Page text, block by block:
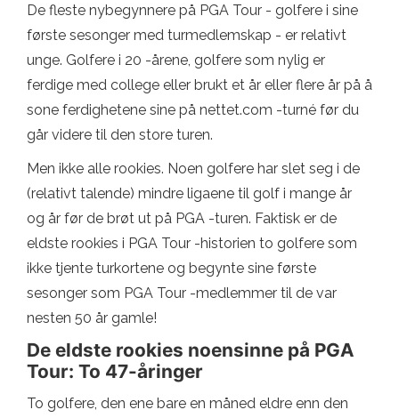
De fleste nybegynnere på PGA Tour - golfere i sine
første sesonger med turmedlemskap - er relativt
unge. Golfere i 20 -årene, golfere som nylig er
ferdige med college eller brukt et år eller flere år på å
sone ferdighetene sine på nettet.com -turné før du
går videre til den store turen.
Men ikke alle rookies. Noen golfere har slet seg i de
(relativt talende) mindre ligaene til golf i mange år
og år før de brøt ut på PGA -turen. Faktisk er de
eldste rookies i PGA Tour -historien to golfere som
ikke tjente turkortene og begynte sine første
sesonger som PGA Tour -medlemmer til de var
nesten 50 år gamle!
De eldste rookies noensinne på PGA
Tour: To 47-åringer
To golfere, den ene bare en måned eldre enn den